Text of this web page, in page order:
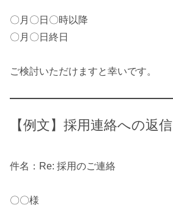
〇月〇日〇時以降
〇月〇日終日
ご検討いただけますと幸いです。
【例文】採用連絡への返信
件名：Re: 採用のご連絡
〇〇様